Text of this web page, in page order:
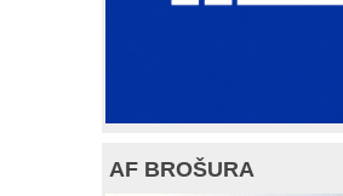
AF BROŠURA